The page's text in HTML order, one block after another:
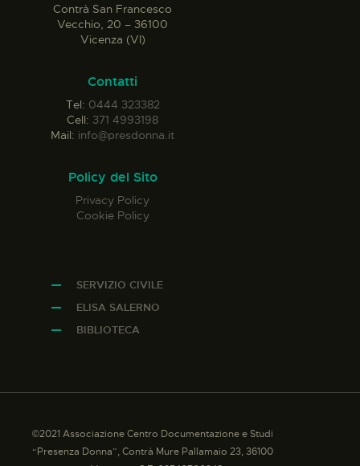
Contrà San Francesco
Vecchio, 20 – 36100
Vicenza (VI)
Contatti
Tel: 0444 323382
Cell: 371 4993198
Mail: info@presdonna.it
Policy del Sito
Privacy Policy
Cookie Policy
SERVIZIO CIVILE
ELISA SALERNO
BIBLIOTECA
©2021 Associazione Centro Documentazione e Studi
“Presenza Donna”, Contrà Mure Pallamaio 23, 36100